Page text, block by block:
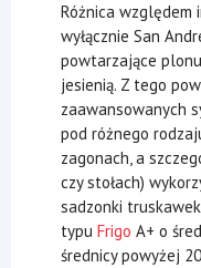
Różnica względem
wyłącznie San
powtarzające
jesienią. Z tego
zaawansowanych
pod różnego
zagonach, a
czy stołach)
sadzonki
typu Frigo A+ o
średnicy powyżej